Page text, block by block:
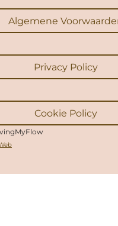
Algemene
Privacy Policy
Cookie Policy